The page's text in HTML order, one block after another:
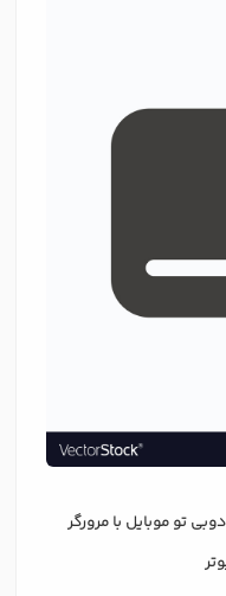
تو موبایل با مرورگر